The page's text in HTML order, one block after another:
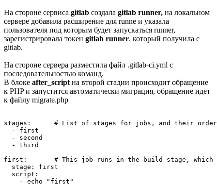
На стороне сервиса gitlab создала gitlab runner, на локальном
сервере добавила расширение для runne и указала
пользователя под которым будет запускаться runner,
зарегистрировала токен gitlab runner. который получила с
gitlab.
На стороне сервера разместила файл .gitlab-ci.yml с
последовательностью команд.
В блоке after_script на второй стадии происходит обращение
к PHP и запустится автоматически миграция, обращение идет
к файлу migrate.php
stages:      # List of stages for jobs, and their order
  - first
  - second
  - third
first:       # This job runs in the build stage,
  stage: first
  script:
    - echo "first"